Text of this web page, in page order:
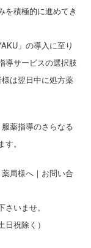
を積極的に進めてき
」の導入に至り
導サービスの選択肢
は翌日中に処方薬
薬指導のさらなる
。
局様へ｜お問い合
いませ。
祝除く）